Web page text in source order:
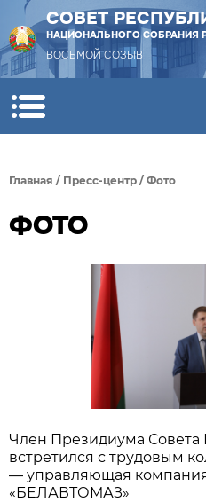
СОВЕТ
НАЦИОНАЛЬНОГО СОБРАНИЯ
ВОСЬМОЙ СОЗЫВ
Главная / Пресс-центр / Фото
ФОТО
Член Президиума Совета
встретился с трудовым
— управляющая
«БЕЛАВТОМАЗ»